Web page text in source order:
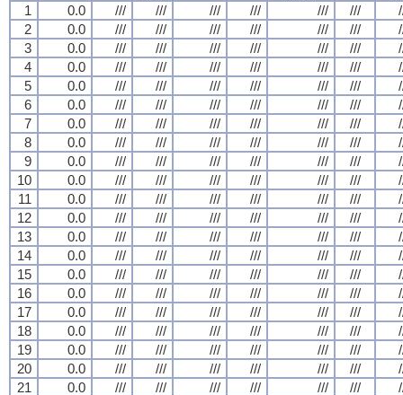
1
0.0 /// /// /// /// /// ///
2
0.0 /// /// /// /// /// ///
3
0.0 /// /// /// /// /// ///
4
0.0 /// /// /// /// /// ///
5
0.0 /// /// /// /// /// ///
6
0.0 /// /// /// /// /// ///
7
0.0 /// /// /// /// /// ///
8
0.0 /// /// /// /// /// ///
9
0.0 /// /// /// /// /// ///
10
0.0 /// /// /// /// /// ///
11
0.0 /// /// /// /// /// ///
12
0.0 /// /// /// /// /// ///
13
0.0 /// /// /// /// /// ///
14
0.0 /// /// /// /// /// ///
15
0.0 /// /// /// /// /// ///
16
0.0 /// /// /// /// /// ///
17
0.0 /// /// /// /// /// ///
18
0.0 /// /// /// /// /// ///
19
0.0 /// /// /// /// /// ///
20
0.0 /// /// /// /// /// ///
21
0.0 /// /// /// /// /// ///